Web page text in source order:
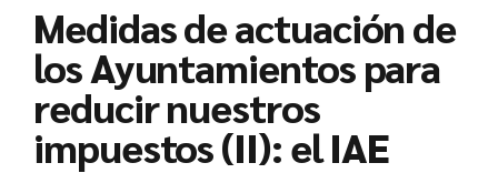
Medidas de actuación de
los Ayuntamientos para
reducir nuestros
impuestos (II): el IAE